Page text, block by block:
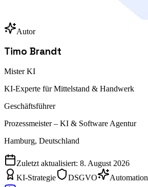
Autor
Timo Brandt
Mister KI
KI-Experte für Mittelstand & Handwerk
Geschäftsführer
Prozessmeister – KI & Software Agentur
Hamburg, Deutschland
Zuletzt aktualisiert: 8. August 2026
KI-Strategie
DSGVO Automation